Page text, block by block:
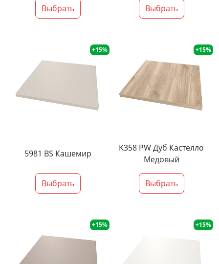
Выбрать Выбрать
+15%
5981 BS Кашемир
Выбрать
+15%
K358 PW Дуб Кастелло
Медовый
Выбрать
+15% +15%